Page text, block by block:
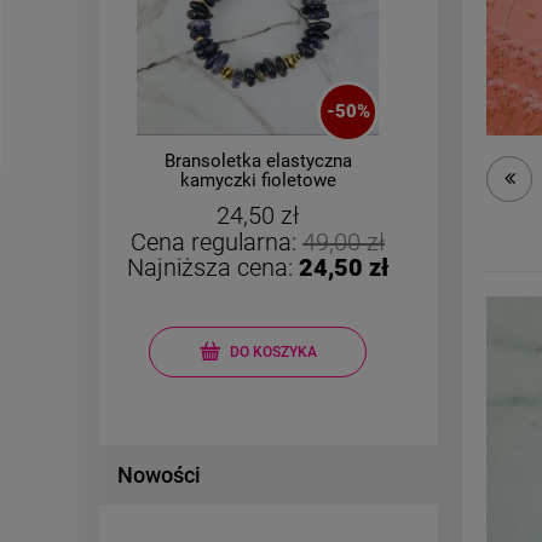
-50%
Bransoletka elastyczna
kamyczki fioletowe
24,50 zł
Cena regularna:49,00 zł
Najniższa cena:24,50 zł
DO KOSZYKA
Nowości